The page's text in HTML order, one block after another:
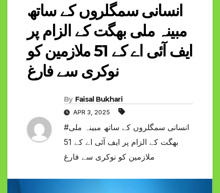
انسانی سمگلروں کے ساتھ
مبینہ ملی بھگت کے الزام پر
ایف آئی اے کے 51 ملازمین کو
نوکری سے فارغ
By Faisal Bukhari
APR 3, 2025
#انسانی سمگلروں کے ساتھ مبینہ ملی
بھگت کے الزام پر ایف آئی اے کے 51
ملازمین کو نوکری سے فارغ